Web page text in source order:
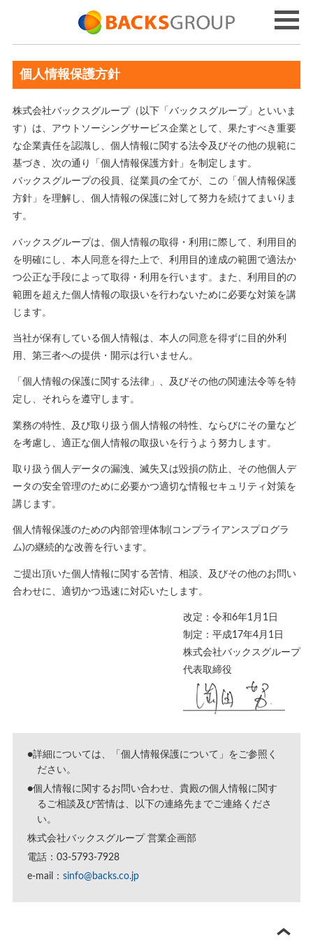
個人情報保護方針
株式会社バックスグループ（以下「バックスグループ」といいま
す）は、アウトソーシングサービス企業として、果たすべき重要
な企業責任を認識し、個人情報に関する法令及びその他の規範に
基づき、次の通り「個人情報保護方針」を制定します。
バックスグループの役員、従業員の全てが、この「個人情報保護
方針」を理解し、個人情報の保護に対して努力を続けてまいりま
す。
バックスグループは、個人情報の取得・利用に際して、利用目的
を明確にし、本人同意を得た上で、利用目的達成の範囲で適法か
つ公正な手段によって取得・利用を行います。また、利用目的の
範囲を超えた個人情報の取扱いを行わないために必要な対策を講
じます。
当社が保有している個人情報は、本人の同意を得ずに目的外利
用、第三者への提供・開示は行いません。
「個人情報の保護に関する法律」、及びその他の関連法令等を特
定し、それらを遵守します。
業務の特性、及び取り扱う個人情報の特性、ならびにその量など
を考慮し、適正な個人情報の取扱いを行うよう努力します。
取り扱う個人データの漏洩、滅失又は毀損の防止、その他個人デ
ータの安全管理のために必要かつ適切な情報セキュリティ対策を
講じます。
個人情報保護のための内部管理体制(コンプライアンスプログラ
ム)の継続的な改善を行います。
ご提出頂いた個人情報に関する苦情、相談、及びその他のお問い
合わせに、適切かつ迅速に対応いたします。
改定：令和6年1月1日
制定：平成17年4月1日
株式会社バックスグループ
代表取締役
●詳細については、「 個人情報保護について 」をご参照く
ださい。
●個人情報に関するお問い合わせ、貴殿の個人情報に関す
るご相談及び苦情は、以下の連絡先までご連絡くださ
い。
株式会社バックスグループ 営業企画部
電話：03-5793-7928
e-mail： sinfo@backs.co.jp